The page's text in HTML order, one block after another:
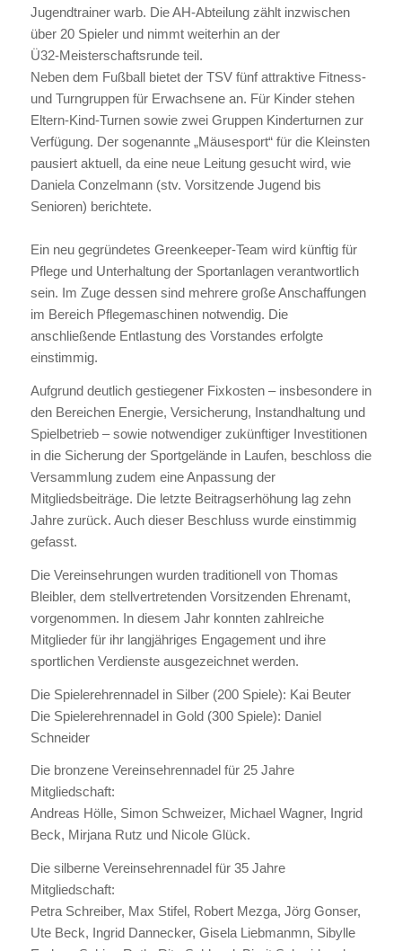
Jugendtrainer warb. Die AH‑Abteilung zählt inzwischen
über 20 Spieler und nimmt weiterhin an der
Ü32‑Meisterschaftsrunde teil.
Neben dem Fußball bietet der TSV fünf attraktive Fitness‑
und Turngruppen für Erwachsene an. Für Kinder stehen
Eltern‑Kind‑Turnen sowie zwei Gruppen Kinderturnen zur
Verfügung. Der sogenannte „Mäusesport“ für die Kleinsten
pausiert aktuell, da eine neue Leitung gesucht wird, wie
Daniela Conzelmann (stv. Vorsitzende Jugend bis
Senioren) berichtete.
Ein neu gegründetes Greenkeeper-Team wird künftig für
Pflege und Unterhaltung der Sportanlagen verantwortlich
sein. Im Zuge dessen sind mehrere große Anschaffungen
im Bereich Pflegemaschinen notwendig. Die
anschließende Entlastung des Vorstandes erfolgte
einstimmig.
Aufgrund deutlich gestiegener Fixkosten – insbesondere in
den Bereichen Energie, Versicherung, Instandhaltung und
Spielbetrieb – sowie notwendiger zukünftiger Investitionen
in die Sicherung der Sportgelände in Laufen, beschloss die
Versammlung zudem eine Anpassung der
Mitgliedsbeiträge. Die letzte Beitragserhöhung lag zehn
Jahre zurück. Auch dieser Beschluss wurde einstimmig
gefasst.
Die Vereinsehrungen wurden traditionell von Thomas
Bleibler, dem stellvertretenden Vorsitzenden Ehrenamt,
vorgenommen. In diesem Jahr konnten zahlreiche
Mitglieder für ihr langjähriges Engagement und ihre
sportlichen Verdienste ausgezeichnet werden.
Die Spielerehrennadel in Silber (200 Spiele): Kai Beuter
Die Spielerehrennadel in Gold (300 Spiele): Daniel
Schneider
Die bronzene Vereinsehrennadel für 25 Jahre
Mitgliedschaft:
Andreas Hölle, Simon Schweizer, Michael Wagner, Ingrid
Beck, Mirjana Rutz und Nicole Glück.
Die silberne Vereinsehrennadel für 35 Jahre
Mitgliedschaft:
Petra Schreiber, Max Stifel, Robert Mezga, Jörg Gonser,
Ute Beck, Ingrid Dannecker, Gisela Liebmanmn, Sibylle